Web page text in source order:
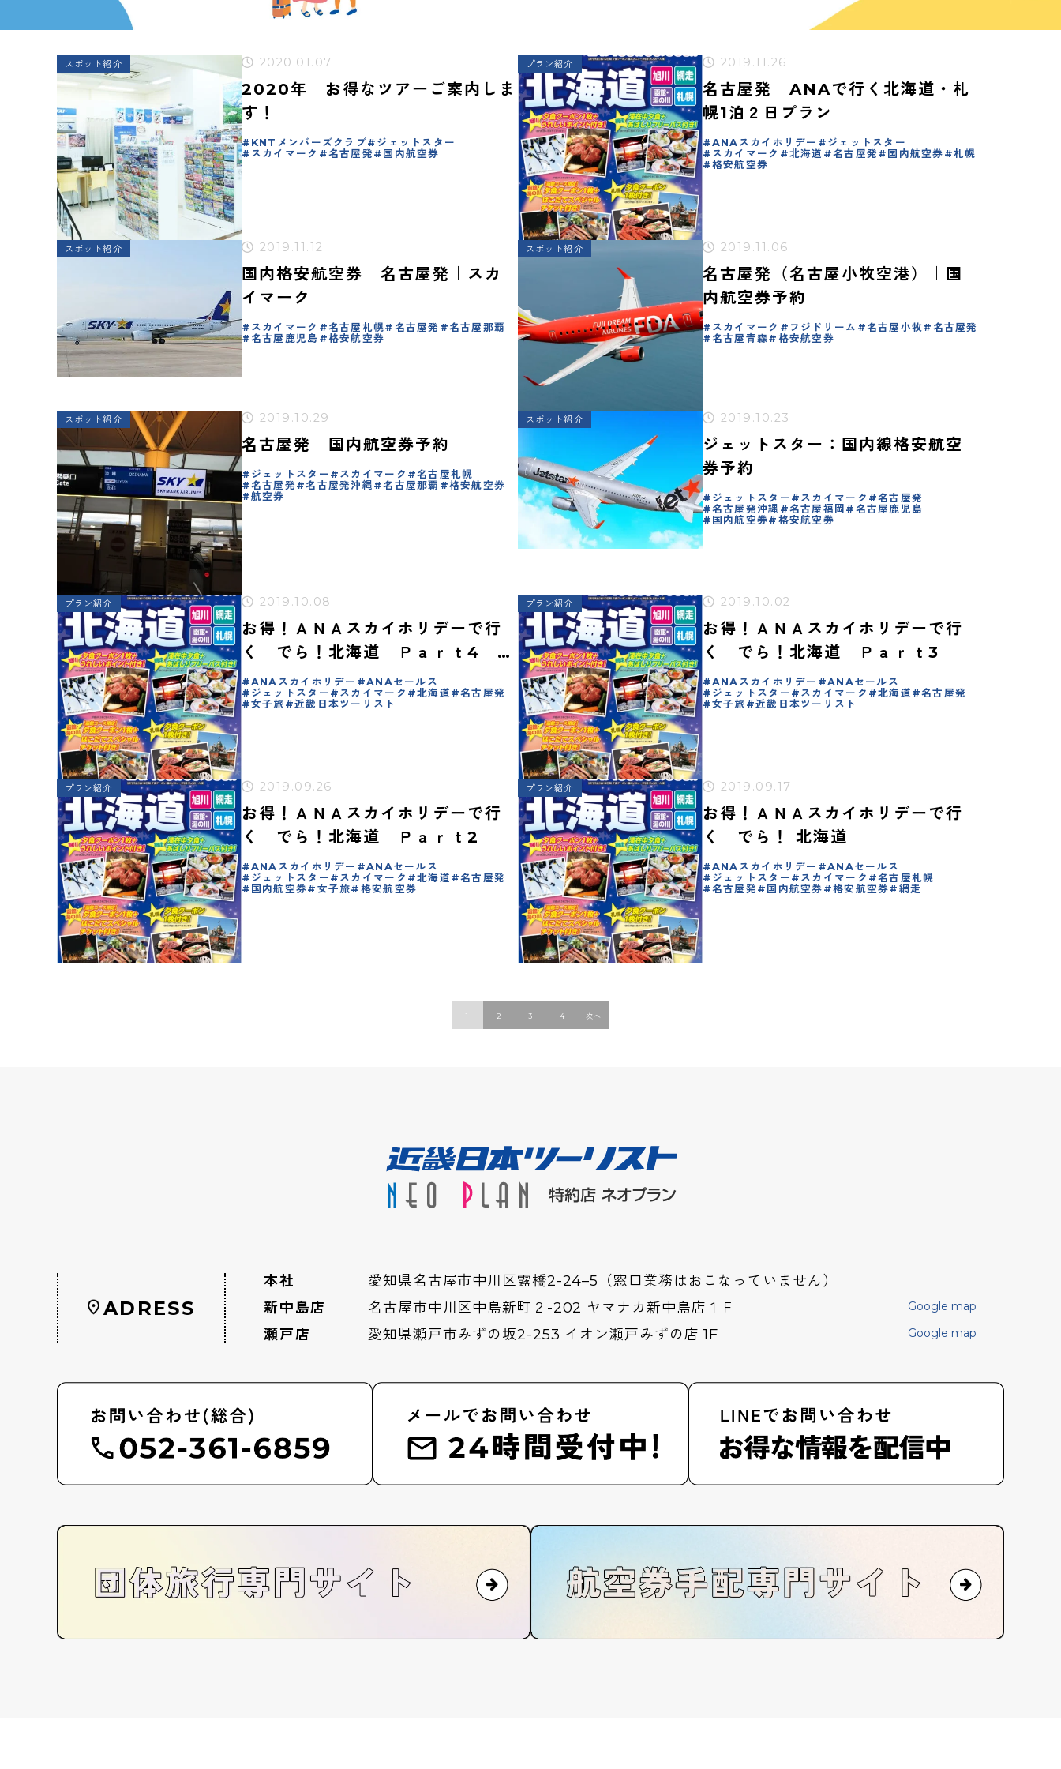
スポット紹介 2020.01.07
2020年 お得なツアーご案内しま
す！
KNTメンバーズクラブ
ジェットスター
スカイマーク
名古屋発 国内航空券
プラン紹介 2019.11.26
名古屋発 ANAで行く北海道・札
幌1泊２日プラン
ANAスカイホリデー
ジェットスター
スカイマーク
北海道 名古屋発 国内航空券
札幌
格安航空券
スポット紹介 2019.11.12
国内格安航空券 名古屋発｜スカ
イマーク
スカイマーク 名古屋札幌 名古屋発
名古屋那覇
名古屋鹿児島
格安航空券
スポット紹介 2019.11.06
名古屋発（名古屋小牧空港）｜国
内航空券予約
スカイマーク フジドリーム 名古屋小牧
名古屋発
名古屋青森
格安航空券
スポット紹介 2019.10.29
名古屋発 国内航空券予約
ジェットスター スカイマーク
名古屋札幌
名古屋発
名古屋発沖縄 名古屋那覇
格安航空券
航空券
スポット紹介 2019.10.23
ジェットスター：国内線格安航空
券予約
ジェットスター スカイマーク
名古屋発
名古屋発沖縄
名古屋福岡
名古屋鹿児島
国内航空券
格安航空券
プラン紹介 2019.10.08
お得！ＡＮＡスカイホリデーで行
く でら！北海道 Ｐａｒｔ4 こ
の価格はありえない？！
ANAスカイホリデー
ANAセールス
ジェットスター
スカイマーク 北海道
名古屋発
女子旅
近畿日本ツーリスト
プラン紹介 2019.10.02
お得！ＡＮＡスカイホリデーで行
く でら！北海道 Ｐａｒｔ3
ANAスカイホリデー
ANAセールス
ジェットスター
スカイマーク 北海道
名古屋発
女子旅
近畿日本ツーリスト
プラン紹介 2019.09.26
お得！ＡＮＡスカイホリデーで行
く でら！北海道 Ｐａｒｔ2
ANAスカイホリデー
ANAセールス
ジェットスター
スカイマーク 北海道
名古屋発
国内航空券
女子旅 格安航空券
プラン紹介 2019.09.17
お得！ＡＮＡスカイホリデーで行
く でら！ 北海道
ANAスカイホリデー
ANAセールス
ジェットスター
スカイマーク
名古屋札幌
名古屋発
国内航空券 格安航空券 網走
2 3 4 次へ
ADRESS
本社
愛知県名古屋市中川区露橋2-24–5（窓口業務はおこなっていません）
新中島店
名古屋市中川区中島新町２-202 ヤマナカ新中島店１Ｆ Google map
瀬戸店 愛知県瀬戸市みずの坂2-253 イオン瀬戸みずの店 1F Google map